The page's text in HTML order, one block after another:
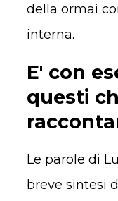
della ormai
interna.
E' con
questi
Le parole di
breve sintesi